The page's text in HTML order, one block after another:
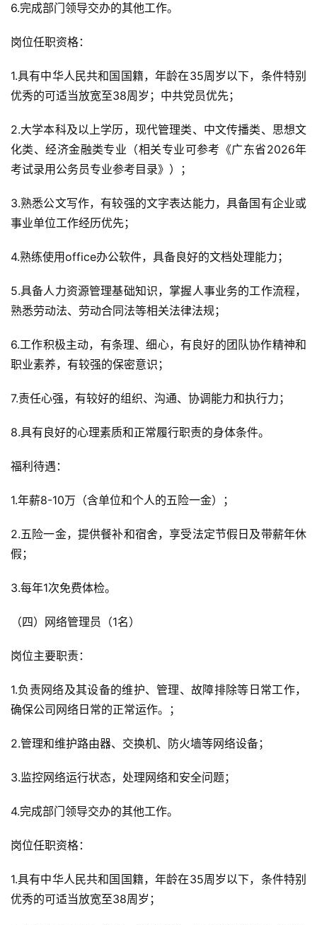
6.完成部门领导交办的其他工作。
岗位任职资格：
1.具有中华人民共和国国籍，年龄在35周岁以下，条件特别
优秀的可适当放宽至38周岁；中共党员优先；
2.大学本科及以上学历，现代管理类、中文传播类、思想文
化类、经济金融类专业（相关专业可参考《广东省2026年
考试录用公务员专业参考目录》）；
3.熟悉公文写作，有较强的文字表达能力，具备国有企业或
事业单位工作经历优先；
4.熟练使用office办公软件，具备良好的文档处理能力；
5.具备人力资源管理基础知识，掌握人事业务的工作流程，
熟悉劳动法、劳动合同法等相关法律法规；
6.工作积极主动，有条理、细心，有良好的团队协作精神和
职业素养，有较强的保密意识；
7.责任心强，有较好的组织、沟通、协调能力和执行力；
8.具有良好的心理素质和正常履行职责的身体条件。
福利待遇：
1.年薪8-10万（含单位和个人的五险一金）；
2.五险一金，提供餐补和宿舍，享受法定节假日及带薪年休
假；
3.每年1次免费体检。
（四）网络管理员（1名）
岗位主要职责：
1.负责网络及其设备的维护、管理、故障排除等日常工作，
确保公司网络日常的正常运作。；
2.管理和维护路由器、交换机、防火墙等网络设备；
3.监控网络运行状态，处理网络和安全问题；
4.完成部门领导交办的其他工作。
岗位任职资格：
1.具有中华人民共和国国籍，年龄在35周岁以下，条件特别
优秀的可适当放宽至38周岁；